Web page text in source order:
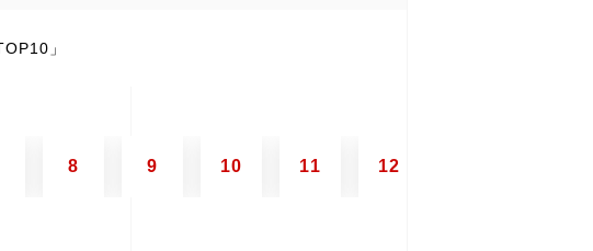
」
8 9 10 11 12